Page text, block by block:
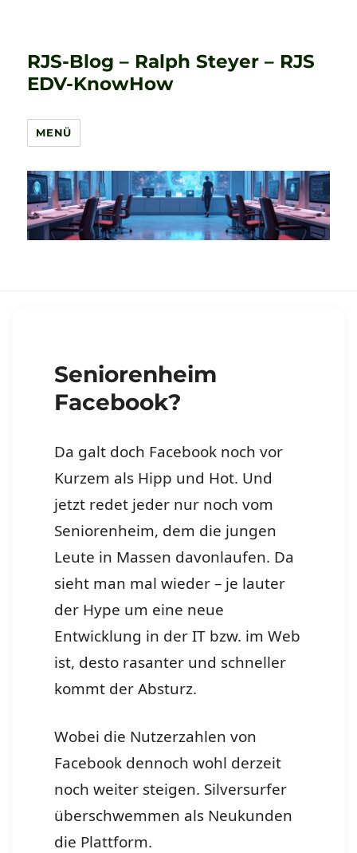
RJS-Blog – Ralph Steyer – RJS
EDV-KnowHow
MENÜ
Seniorenheim
Facebook?
Da galt doch Facebook noch vor
Kurzem als Hipp und Hot. Und
jetzt redet jeder nur noch vom
Seniorenheim, dem die jungen
Leute in Massen davonlaufen. Da
sieht man mal wieder – je lauter
der Hype um eine neue
Entwicklung in der IT bzw. im Web
ist, desto rasanter und schneller
kommt der Absturz.
Wobei die Nutzerzahlen von
Facebook dennoch wohl derzeit
noch weiter steigen. Silversurfer
überschwemmen als Neukunden
die Plattform.